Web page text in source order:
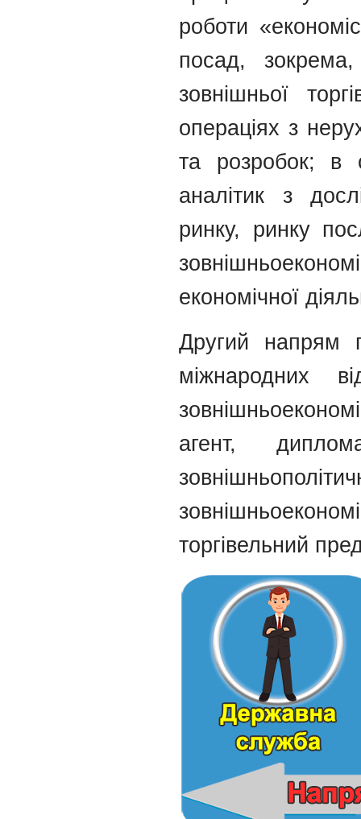
роботи
посад,
зовнішньої
операціях з
та розробок; в
аналітик з
ринку, ринку
економічної
Другий напрям
міжнародних
агент,
торгівельний